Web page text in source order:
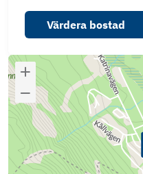
Värdera bostad